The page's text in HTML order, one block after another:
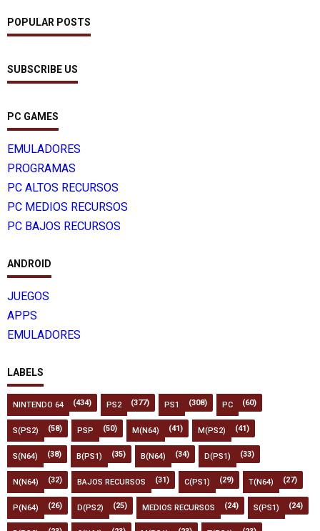
POPULAR POSTS
SUBSCRIBE US
PC GAMES
EMULADORES
PROGRAMAS
PC ALTOS RECURSOS
PC MEDIOS RECURSOS
PC BAJOS RECURSOS
ANDROID
JUEGOS
APPS
EMULADORES
LABELS
NINTENDO 64 (434) PS2 (377) PS1 (308) PC (60)
S(PS2) (58) PSP (50) M(N64) (41) M(PS2) (41)
S(N64) (38) B(PS1) (35) B(N64) (34) D(PS1) (33)
N(N64) (32) BAJOS RECURSOS (31) C(PS1) (29) T(N64) (27)
P(N64) (26) D(PS2) (25) MEDIOS RECURSOS (24) S(PS1) (24)